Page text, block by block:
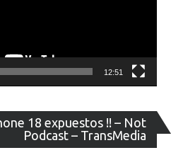
12:51
18 expuestos !! – Not
Podcast – TransMedia
de